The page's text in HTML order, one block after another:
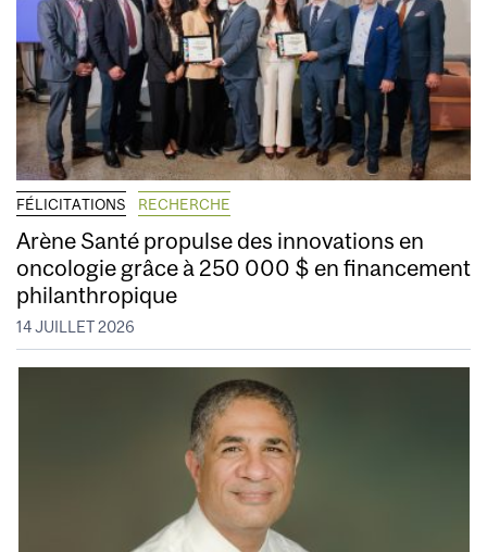
FÉLICITATIONS RECHERCHE
Arène Santé propulse des innovations en
oncologie grâce à 250 000 $ en financement
philanthropique
14 JUILLET 2026